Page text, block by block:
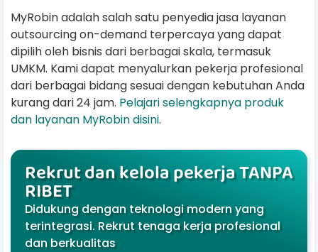
MyRobin adalah salah satu penyedia jasa layanan
outsourcing on-demand terpercaya yang dapat
dipilih oleh bisnis dari berbagai skala, termasuk
UMKM. Kami dapat menyalurkan pekerja profesional
dari berbagai bidang sesuai dengan kebutuhan Anda
kurang dari 24 jam. Pelajari selengkapnya produk
dan layanan MyRobin disini.
Rekrut dan kelola pekerja TANPA
RIBET
Didukung dengan teknologi modern yang
terintegrasi. Rekrut tenaga kerja profesional
dan berkualitas